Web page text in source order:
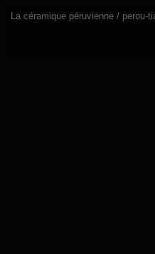
La céramique péruvienne / perou-